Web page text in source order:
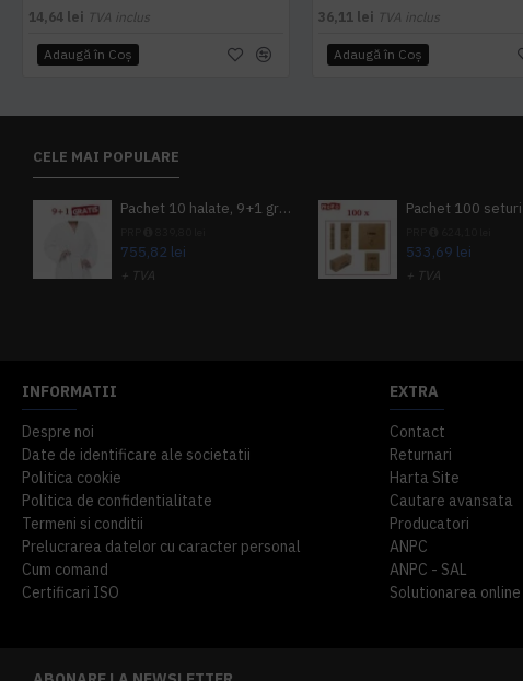
14,64 lei TVA inclus
Adaugă în Coş
36,11 lei TVA inclus
Adaugă în Coş
CELE MAI POPULARE
Pachet 10 halate, 9+1 gratuit
755,82 lei
+ TVA
533,69 lei
+ TVA
INFORMATII
Despre noi
Date de identificare ale societatii
Politica cookie
Politica de confidentialitate
Termeni si conditii
Prelucrarea datelor cu caracter personal
Cum comand
Certificari ISO
EXTRA
Contact
Returnari
Harta Site
Cautare avansata
Producatori
ANPC
ANPC - SAL
Solutionarea